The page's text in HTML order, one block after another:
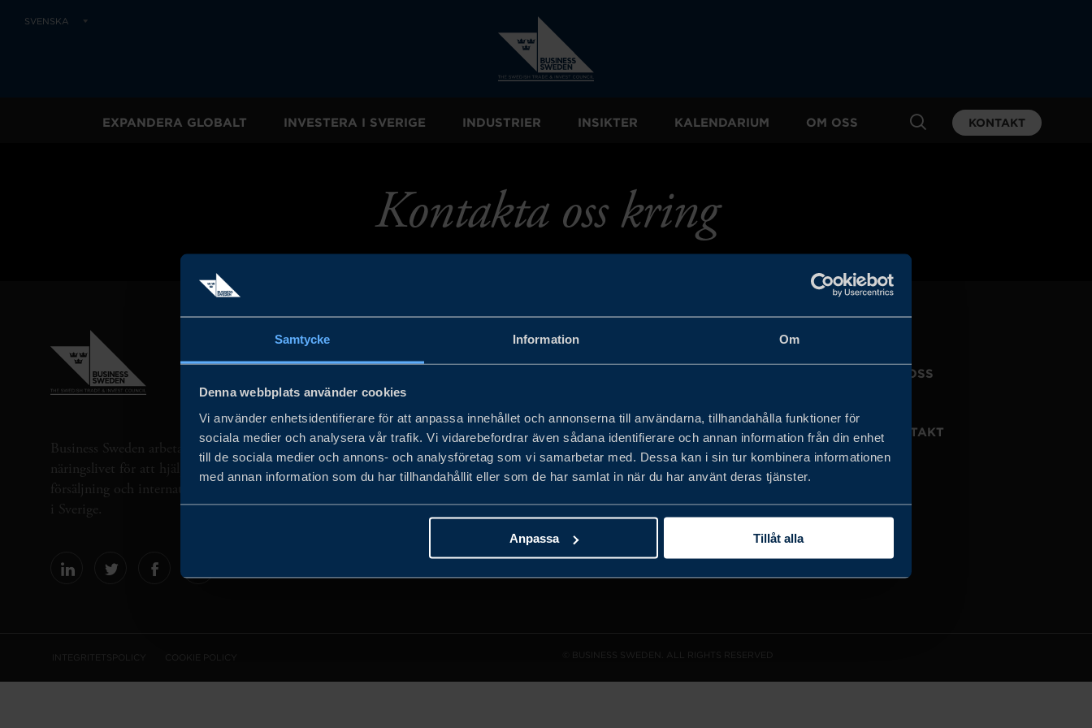
Samtycke Information Om
Denna webbplats använder cookies
Vi använder enhetsidentifierare för att anpassa innehållet och annonserna till användarna, tillhandahålla funktioner för
sociala medier och analysera vår trafik. Vi vidarebefordrar även sådana identifierare och annan information från din enhet
till de sociala medier och annons- och analysföretag som vi samarbetar med. Dessa kan i sin tur kombinera informationen
med annan information som du har tillhandahållit eller som de har samlat in när du har använt deras tjänster.
Anpassa Tillåt alla
SVENSKA
EXPANDERA GLOBALT INVESTERA I SVERIGE INDUSTRIER INSIKTER KALENDARIUM OM OSS KONTAKT
Kontakta oss kring
Business Sweden arbetar på uppdrag av regeringen och det privata
näringslivet för att hjälpa svenska företag att öka sin globala
försäljning och internationella företag att investera och expandera
i Sverige.
OM OSS
VISSELBLÅSARTJÄNST KONTAKT
INTEGRITETSPOLICY COOKIE POLICY © BUSINESS SWEDEN. ALL RIGHTS RESERVED